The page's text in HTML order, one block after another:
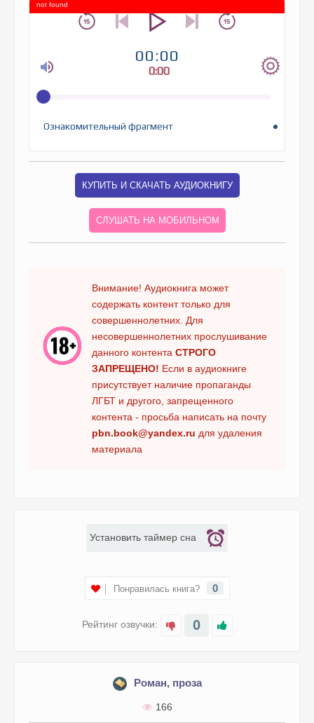
00:00
0:00
Ознакомительный фрагмент
not found
КУПИТЬ И СКАЧАТЬ АУДИОКНИГУ
СЛУШАТЬ НА МОБИЛЬНОМ
Внимание! Аудиокнига может
содержать контент только для
совершеннолетних. Для
несовершеннолетних прослушивание
данного контента СТРОГО
ЗАПРЕЩЕНО! Если в аудиокниге
присутствует наличие пропаганды
ЛГБТ и другого, запрещенного
контента - просьба написать на почту
pbn.book@yandex.ru для удаления
материала
Рейтинг озвучки: 0
Понравилась книга? 0
Установить таймер сна
Роман, проза
166